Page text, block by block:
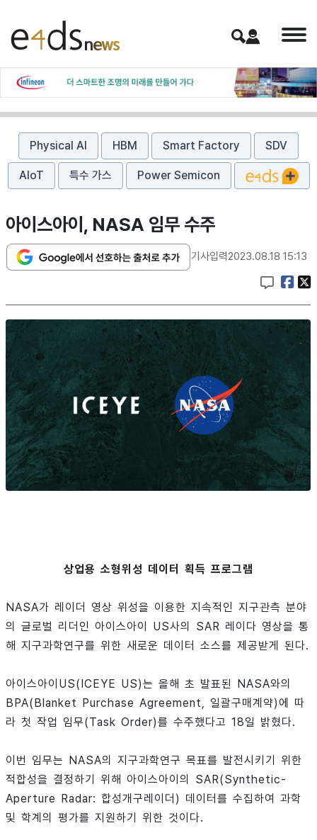
Physical AI HBM Smart Factory SDV
AIoT 특수 가스 Power Semicon
아이스아이, NASA 임무 수주
기사입력2023.08.18 15:13
상업용 소형위성 데이터 획득 프로그램
NASA가 레이더 영상 위성을 이용한 지속적인 지구관측 분야
의 글로벌 리더인 아이스아이 US사의 SAR 레이다 영상을 통
해 지구과학연구를 위한 새로운 데이터 소스를 제공받게 된다.
아이스아이US(ICEYE US)는 올해 초 발표된 NASA와의
BPA(Blanket Purchase Agreement, 일괄구매계약)에 따
라 첫 작업 임무(Task Order)를 수주했다고 18일 밝혔다.
이번 임무는 NASA의 지구과학연구 목표를 발전시키기 위한
적합성을 결정하기 위해 아이스아이의 SAR(Synthetic-
Aperture Radar: 합성개구레이더) 데이터를 수집하여 과학
및 학계의 평가를 지원하기 위한 것이다.